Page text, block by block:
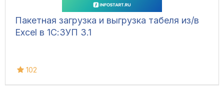
Пакетная загрузка и выгрузка табеля из/в
Excel в 1С:ЗУП 3.1
102